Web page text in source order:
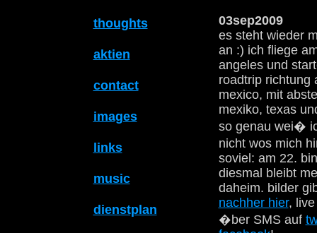
thoughts
aktien
contact
images
links
music
dienstplan
03sep2009
es steht wieder
an :) ich fliege
angeles und
roadtrip richtung
mexico, mit
mexiko, texas
so genau wei�
nicht wos mich
soviel: am 22.
diesmal bleibt
daheim. bilder
nachher hier,
�ber SMS auf